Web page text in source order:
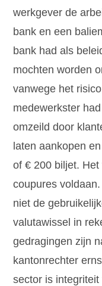
werkgever de
bank en een
bank had als
mochten worden
vanwege het
medewerkster
omzeild door
laten aankopen
of € 200 biljet.
coupures
niet de
valutawissel in
gedragingen zijn
kantonrechter
sector is